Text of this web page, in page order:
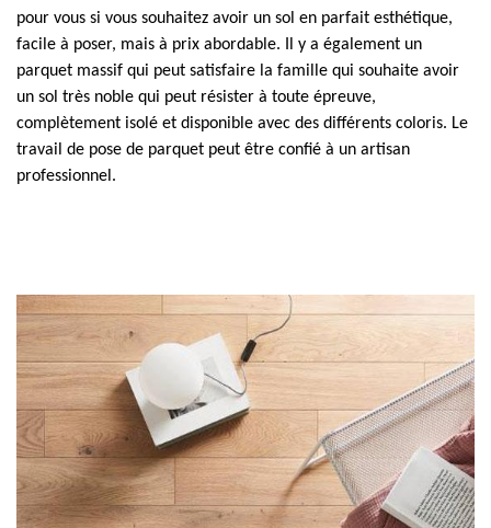
pour vous si vous souhaitez avoir un sol en parfait esthétique,
facile à poser, mais à prix abordable. Il y a également un
parquet massif qui peut satisfaire la famille qui souhaite avoir
un sol très noble qui peut résister à toute épreuve,
complètement isolé et disponible avec des différents coloris. Le
travail de pose de parquet peut être confié à un artisan
professionnel.